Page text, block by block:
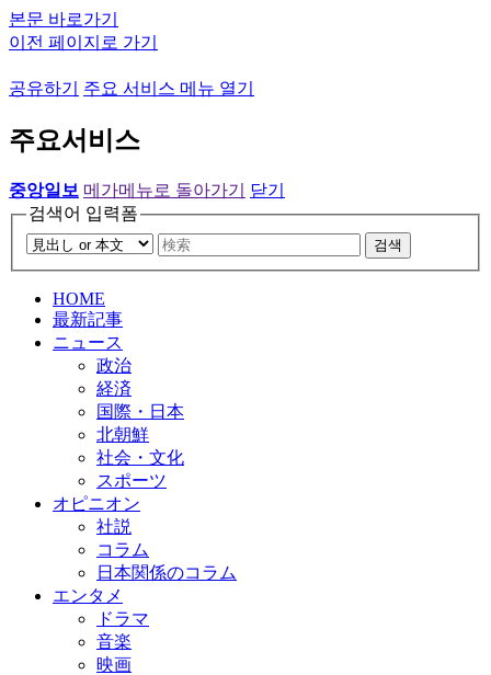
본문 바로가기
이전 페이지로 가기
공유하기 주요 서비스 메뉴 열기
주요서비스
중앙일보 메가메뉴로 돌아가기
닫기
검색어 입력폼
검색
HOME
最新記事
ニュース
政治
経済
国際・日本
北朝鮮
社会・文化
スポーツ
オピニオン
社説
コラム
日本関係のコラム
エンタメ
ドラマ
音楽
映画